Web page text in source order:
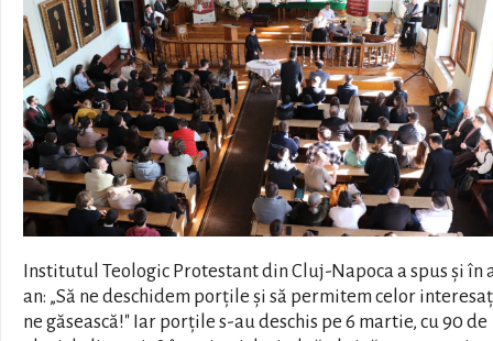
Institutul Teologic Protestant din Cluj-Napoca a spus și în
an: „Să ne deschidem porțile și să permitem celor
ne găsească!" Iar porțile s-au deschis pe 6 martie, cu 90 de